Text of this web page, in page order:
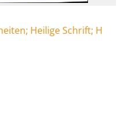
Heilige Schrift; H